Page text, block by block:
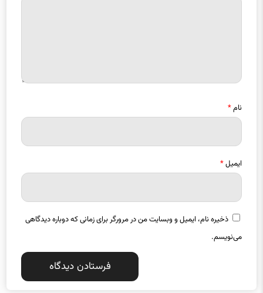
نام*
ایمیل*
ذخیره نام، ایمیل و وبسایت من در مرورگر برای زمانی که دوباره دیدگاهی
می‌نویسم.